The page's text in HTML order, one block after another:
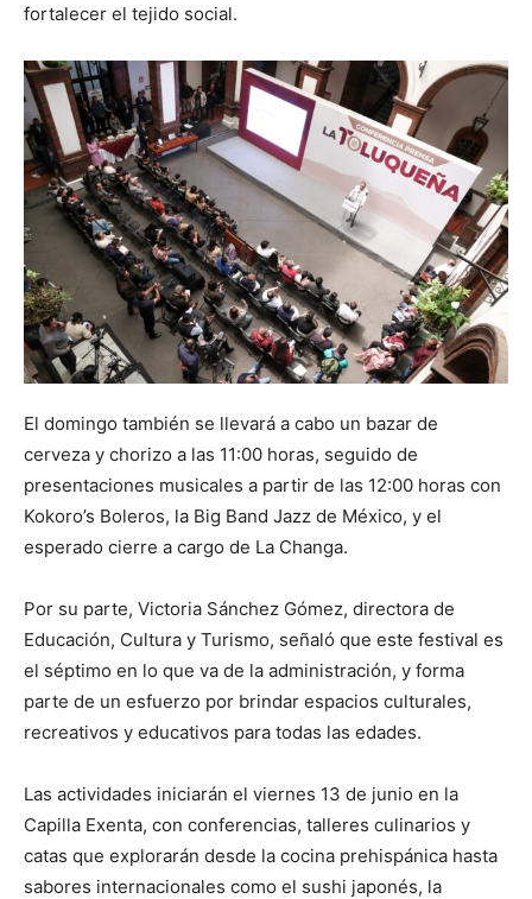
fortalecer el tejido social.
El domingo también se llevará a cabo un bazar de
cerveza y chorizo a las 11:00 horas, seguido de
presentaciones musicales a partir de las 12:00 horas con
Kokoro’s Boleros, la Big Band Jazz de México, y el
esperado cierre a cargo de La Changa.
Por su parte, Victoria Sánchez Gómez, directora de
Educación, Cultura y Turismo, señaló que este festival es
el séptimo en lo que va de la administración, y forma
parte de un esfuerzo por brindar espacios culturales,
recreativos y educativos para todas las edades.
Las actividades iniciarán el viernes 13 de junio en la
Capilla Exenta, con conferencias, talleres culinarios y
catas que explorarán desde la cocina prehispánica hasta
sabores internacionales como el sushi japonés, la